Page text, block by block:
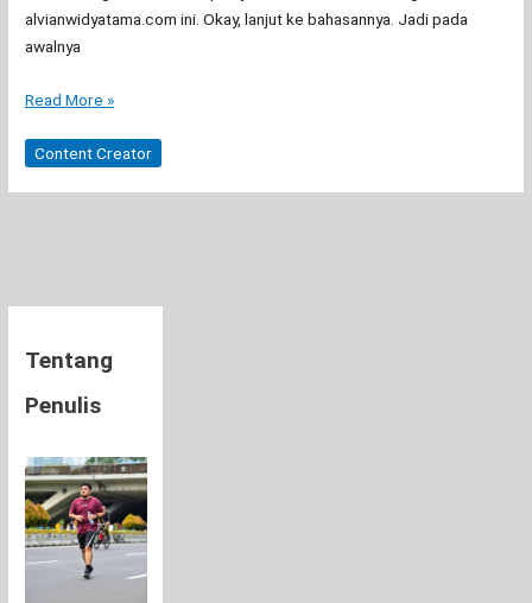
alvianwidyatama.com ini. Okay, lanjut ke bahasannya. Jadi pada
awalnya
Ujung-
Bikin
Read More »
Content Creator
Tentang
Penulis